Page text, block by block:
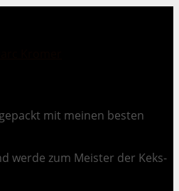
mit meinen besten
werde zum Meister der Keks-